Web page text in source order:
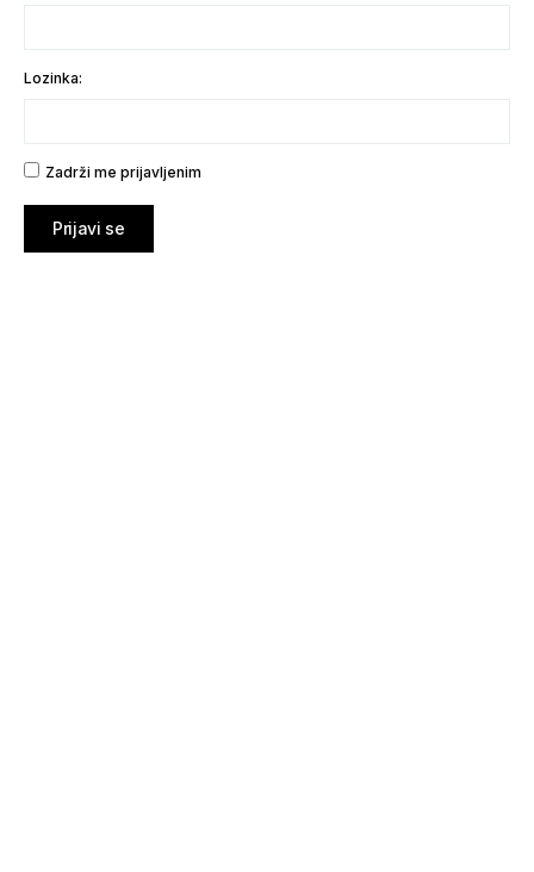
Lozinka:
Zadrži me prijavljenim
Prijavi se